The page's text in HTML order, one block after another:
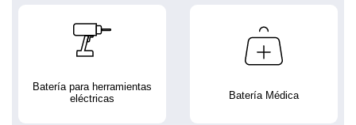
Batería para herramientas
eléctricas
Batería Médica